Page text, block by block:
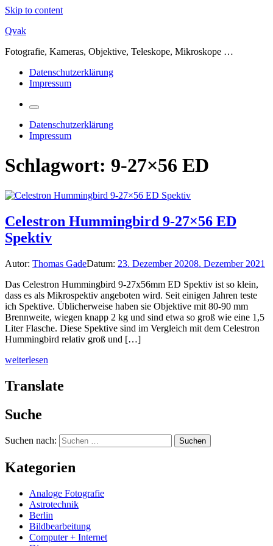
Skip to content
Qvak
Fotografie, Kameras, Objektive, Teleskope, Mikroskope …
Datenschutzerklärung
Impressum
Datenschutzerklärung
Impressum
Schlagwort: 9-27×56 ED
Celestron Hummingbird 9-27×56 ED
Spektiv
Autor: Thomas GadeDatum: 23. Dezember 20208. Dezember 2021
Das Celestron Hummingbird 9-27x56mm ED Spektiv ist so klein,
dass es als Mikrospektiv angeboten wird. Seit einigen Jahren teste
ich Spektive. Üblicherweise haben sie Objektive mit 80-90 mm
Brennweite, wiegen knapp 2 kg und sind etwa so groß wie eine 1,5
Liter Flasche. Diese Spektive sind im Vergleich mit dem Celestron
Hummingbird relativ groß und […]
weiterlesen
Translate
Suche
Suchen nach:
Kategorien
Analoge Fotografie
Astrotechnik
Berlin
Bildbearbeitung
Computer + Internet